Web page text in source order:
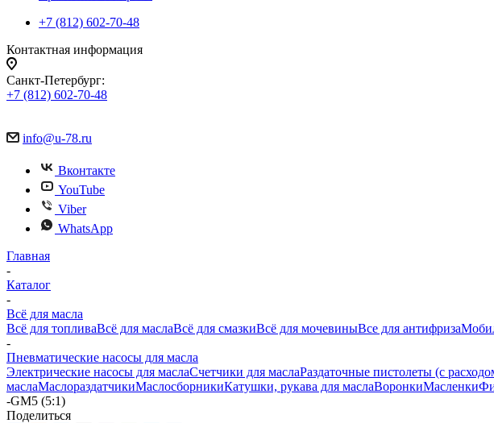
+7 (812) 602-70-48
Контактная информация
Санкт-Петербург:
+7 (812) 602-70-48
info@u-78.ru
Вконтакте
YouTube
Viber
WhatsApp
Главная
-
Каталог
-
Всё для масла
Всё для топливаВсё для маслаВсё для смазкиВсё для мочевиныВсе для антифриза
-
Пневматические насосы для масла
Электрические насосы для маслаСчетчики для маслаРаздаточные пистолеты (с
маслаМаслораздатчикиМаслосборникиКатушки, рукава для маслаВоронкиМасленки
-GM5 (5:1)
Поделиться